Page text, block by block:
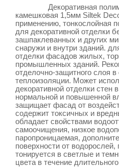
Декоративная
камешковая 1,5мм Siltek
применению, тонкослойная
для декоративной отделки
зашпаклеванных и других
снаружи и внутри зданий.
отделки фасадов жилых,
промышленных зданий.
отделочно-защитного слоя
теплоизоляции. Может
декоративной отделки стен
нормальной и повышенной
защищает фасад от
содержит токсичных и
обладает свойствами
самоочищения, низкое
паропроницаемая,
поверхности от водорослей,
тонируется в светлые и
цвета в течение